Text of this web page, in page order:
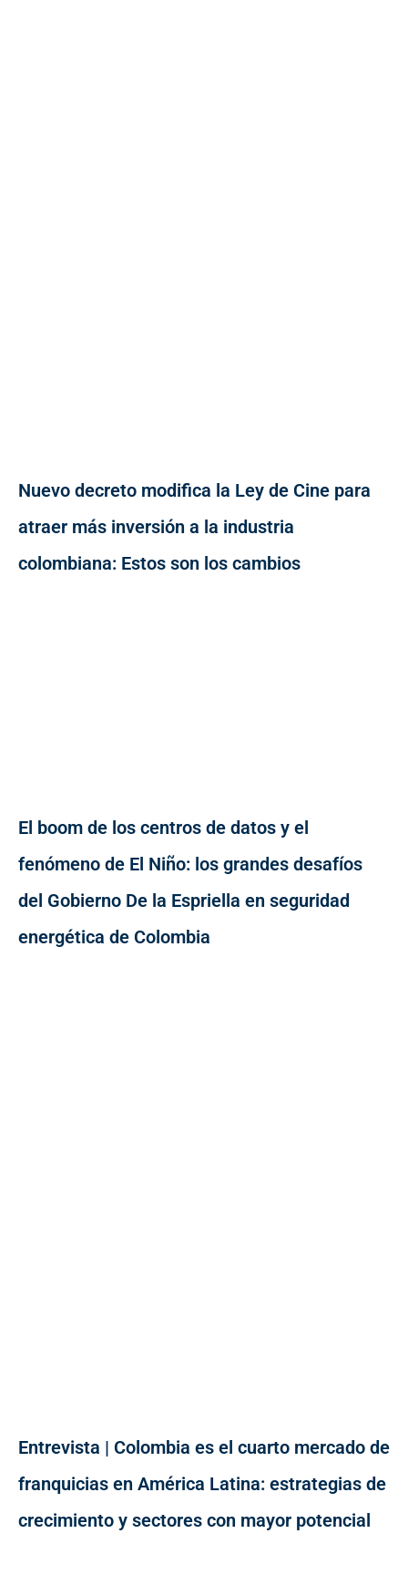
Nuevo decreto modifica la Ley de Cine para
atraer más inversión a la industria
colombiana: Estos son los cambios
El boom de los centros de datos y el
fenómeno de El Niño: los grandes desafíos
del Gobierno De la Espriella en seguridad
energética de Colombia
Entrevista | Colombia es el cuarto mercado de
franquicias en América Latina: estrategias de
crecimiento y sectores con mayor potencial